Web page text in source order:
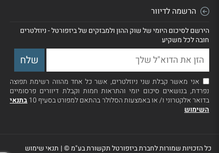
הרשמה לדיוור
הירשם לסיכום היומי של שוק ההון ולמבזקים של ביזפורטל - ניוזלטרים
חובה לכל משקיע
אני מאשר קבלת שני ניוזלטרים, אשר כל אחד מהווה רשימת תפוצה
נפרדת, בנושאים סיכום יומי והתראות חמות וקבלת דיוורים פרסומיים
בדואר אלקטרוני ו/ או באמצעות הסלולר בהתאם למפורט בסעיף 10
בתנאי
השימוש
כל הזכויות שמורות לחברת ביזפורטל תקשורת בע"מ ©| תנאי שימוש